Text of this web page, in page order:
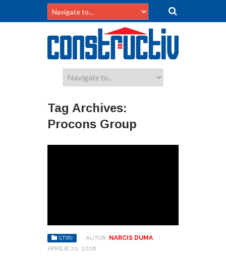
Tag Archives:
Procons Group
STIRI AUTOR: NARCIS DUMA
-
APRILIE 20, 2026